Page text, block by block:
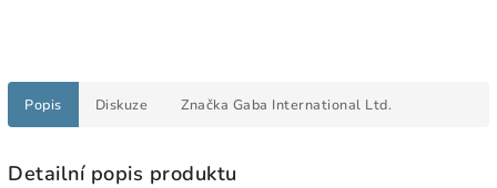
Popis Diskuze Značka Gaba International Ltd.
Detailní popis produktu